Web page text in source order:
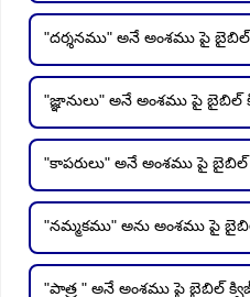
"దర్శనము" అనే అంశము పై బైబిల్
"జ్ఞానులు" అనే అంశము పై బైబిల్
"కాపరులు" అనే అంశము పై బైబిల్
"నమ్మకము" అను అంశము పై
"పాత్ర " అనే అంశము పై బైబిల్